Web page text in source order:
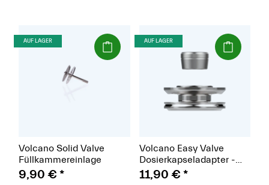
AUF LAGER (Paket)
Volcano Solid Valve
Füllkammereinlage
9,90 € *
AUF LAGER (Paket)
Volcano Easy Valve
Dosierkapseladapter -
Füllkammerreduzierer
11,90 € *